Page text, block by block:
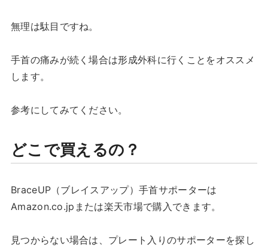
無理は駄目ですね。
手首の痛みが続く場合は形成外科に行くことをオススメ
します。
参考にしてみてください。
どこで買えるの？
BraceUP（ブレイスアップ）手首サポーターは
Amazon.co.jpまたは楽天市場で購入できます。
見つからない場合は、プレート入りのサポーターを探し